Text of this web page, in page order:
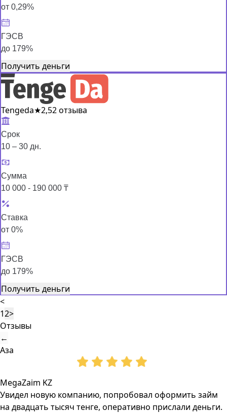
от 0,29%
ГЭСВ
до 179%
Получить деньги
Tengeda★2,52 отзыва
Срок
10 – 30 дн.
Сумма
10 000 - 190 000 ₸
Ставка
от 0%
ГЭСВ
до 179%
Получить деньги
<
12>
Отзывы
←
Аза
MegaZaim KZ
Увидел новую компанию, попробовал оформить займ
на двадцать тысяч тенге, оперативно прислали деньги.